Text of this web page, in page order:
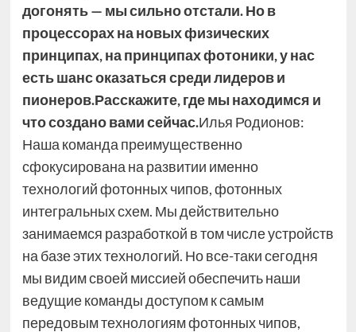
догонять — мы сильно отстали. Но в
процессорах на новых физических
принципах, на принципах фотоники, у нас
есть шанс оказаться среди лидеров и
пионеров.Расскажите, где мы находимся и
что создано вами сейчас.Илья Родионов:
Наша команда преимущественно
сфокусирована на развитии именно
технологий фотонных чипов, фотонных
интегральных схем. Мы действительно
занимаемся разработкой в том числе устройств
на базе этих технологий. Но все-таки сегодня
мы видим своей миссией обеспечить наши
ведущие команды доступом к самым
передовым технологиям фотонных чипов,